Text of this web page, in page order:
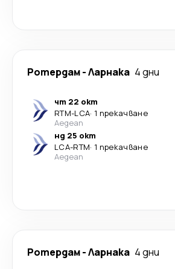
Ротердам-Ларнака 4 дни
чт 22 окт
RTM-LCA· 1 прекачване
Aegean
нд 25 окт
LCA-RTM· 1 прекачване
Aegean
Ротердам-Ларнака 4 дни